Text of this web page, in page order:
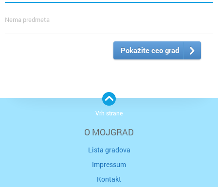
Nema predmeta
Pokažite ceo grad
O MOJGRAD
Lista gradova
Impressum
Kontakt
Vrh strane